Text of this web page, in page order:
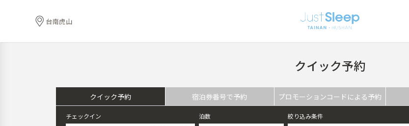
台南虎山
クイック予約
クイック予約 宿泊券番号で予約 プロモーションコードによる予約
チェックイン 泊数 絞り込み条件